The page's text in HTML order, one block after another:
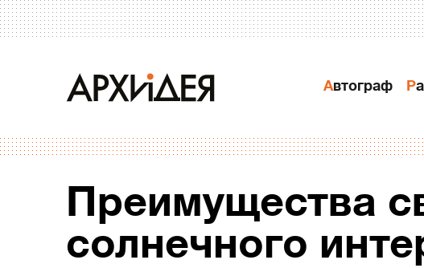
Автограф
Преимущества
солнечного